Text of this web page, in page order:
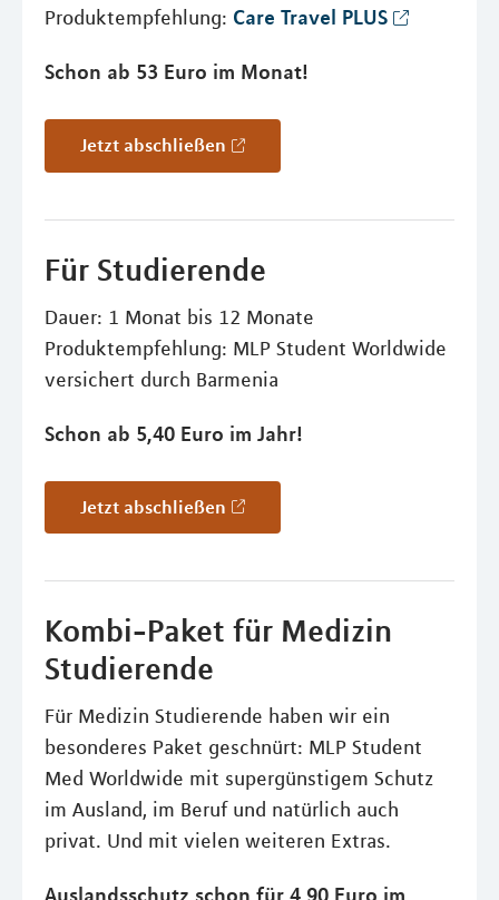
Produktempfehlung: Care Travel PLUS
Schon ab 53 Euro im Monat!
Jetzt abschließen
Für Studierende
Dauer: 1 Monat bis 12 Monate
Produktempfehlung: MLP Student Worldwide
versichert durch Barmenia
Schon ab 5,40 Euro im Jahr!
Jetzt abschließen
Kombi-Paket für Medizin
Studierende
Für Medizin Studierende haben wir ein
besonderes Paket geschnürt: MLP Student
Med Worldwide mit supergünstigem Schutz
im Ausland, im Beruf und natürlich auch
privat. Und mit vielen weiteren Extras.
Auslandsschutz schon für 4,90 Euro im